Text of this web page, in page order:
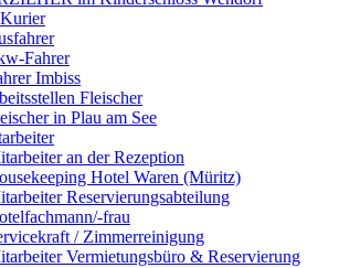
Fahrer
Imbiss
Fleischer
in Plau am See
an der Rezeption
Hotel Waren (Müritz)
Reservierungsabteilung
frau
/ Zimmerreinigung
Vermietungsbüro & Reservierung